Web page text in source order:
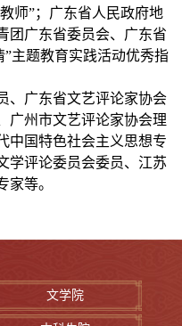
师”；广东省人民政府地
团广东省委员会、广东省
主题教育实践活动优秀指
、广东省文艺评论家协会
广州市文艺评论家协会理
中国特色社会主义思想专
学评论委员会委员、江苏
家等。
文学院